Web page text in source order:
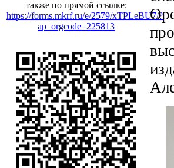
также по прямой ссылке:
https://forms.mkrf.ru/e/2579/xTPLeBU7/?
ap_orgcode=225813